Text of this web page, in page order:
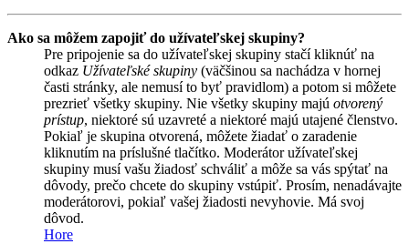
Ako sa môžem zapojiť do užívateľskej skupiny?
Pre pripojenie sa do užívateľskej skupiny stačí kliknúť na
odkaz Užívateľské skupiny (väčšinou sa nachádza v hornej
časti stránky, ale nemusí to byť pravidlom) a potom si môžete
prezrieť všetky skupiny. Nie všetky skupiny majú otvorený
prístup, niektoré sú uzavreté a niektoré majú utajené členstvo.
Pokiaľ je skupina otvorená, môžete žiadať o zaradenie
kliknutím na príslušné tlačítko. Moderátor užívateľskej
skupiny musí vašu žiadosť schváliť a môže sa vás spýtať na
dôvody, prečo chcete do skupiny vstúpiť. Prosím, nenadávajte
moderátorovi, pokiaľ vašej žiadosti nevyhovie. Má svoj
dôvod.
Hore